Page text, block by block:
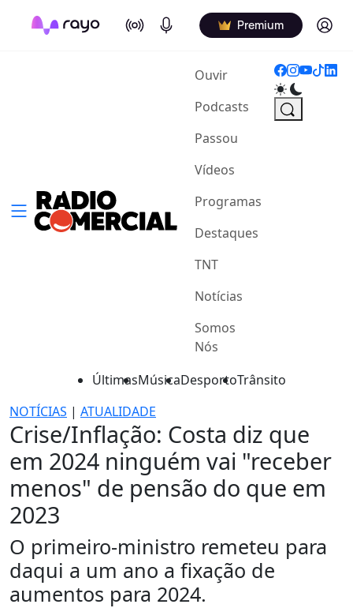
On Air Podcasts Premium Log in
Ouvir(current)
Podcasts
Passou
Vídeos
Programas
Destaques
TNT
Notícias
Somos
Nós
ÚltimasMúsicaDesportoTrânsito
NOTÍCIAS | ATUALIDADE
Crise/Inflação: Costa diz que
em 2024 ninguém vai "receber
menos" de pensão do que em
2023
O primeiro-ministro remeteu para
daqui a um ano a fixação de
aumentos para 2024.